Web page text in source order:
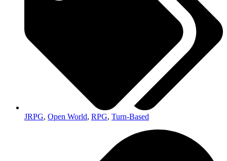
JRPG, Open World, RPG, Turn-Based